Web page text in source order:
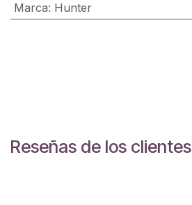
Marca: Hunter
Reseñas de los clientes